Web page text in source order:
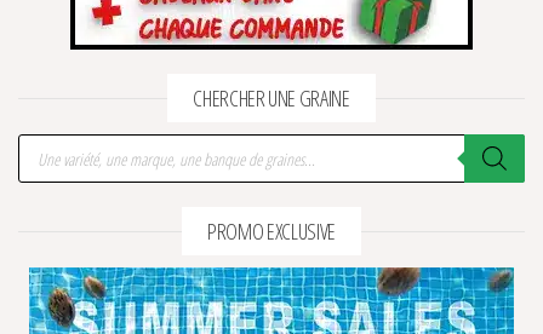
CHERCHER UNE GRAINE
Recherche de produits
PROMO EXCLUSIVE